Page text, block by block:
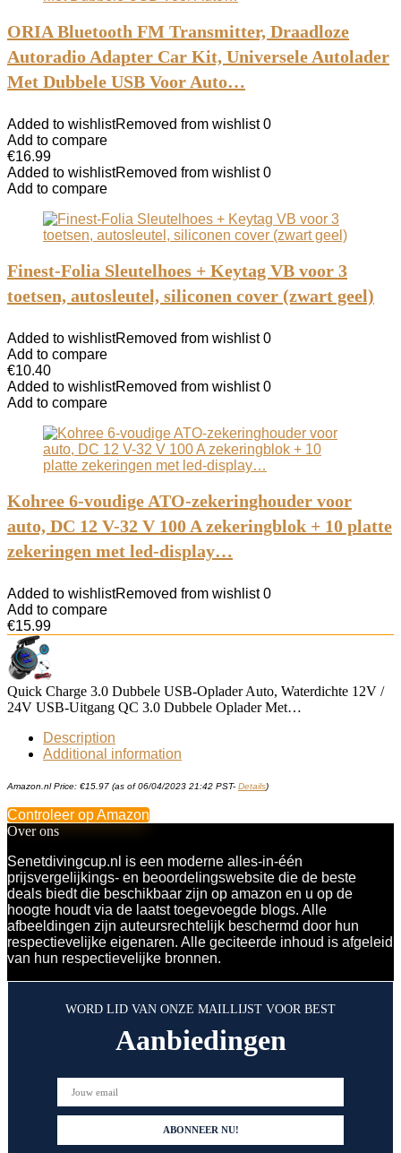
ORIA Bluetooth FM Transmitter, Draadloze
Autoradio Adapter Car Kit, Universele Autolader
Met Dubbele USB Voor Auto…
Added to wishlistRemoved from wishlist 0
Add to compare
€16.99
Added to wishlistRemoved from wishlist 0
Add to compare
Finest-Folia Sleutelhoes + Keytag VB voor 3
toetsen, autosleutel, siliconen cover (zwart geel)
Added to wishlistRemoved from wishlist 0
Add to compare
€10.40
Added to wishlistRemoved from wishlist 0
Add to compare
Kohree 6-voudige ATO-zekeringhouder voor
auto, DC 12 V-32 V 100 A zekeringblok + 10 platte
zekeringen met led-display…
Added to wishlistRemoved from wishlist 0
Add to compare
€15.99
Quick Charge 3.0 Dubbele USB-Oplader Auto, Waterdichte 12V /
24V USB-Uitgang QC 3.0 Dubbele Oplader Met…
Description
Additional information
Amazon.nl Price: €15.97 (as of 06/04/2023 21:42 PST- Details)
Controleer op Amazon
Over ons
Senetdivingcup.nl is een moderne alles-in-één
prijsvergelijkings- en beoordelingswebsite die de beste
deals biedt die beschikbaar zijn op amazon en u op de
hoogte houdt via de laatst toegevoegde blogs. Alle
afbeeldingen zijn auteursrechtelijk beschermd door hun
respectievelijke eigenaren. Alle geciteerde inhoud is afgeleid
van hun respectievelijke bronnen.
WORD LID VAN ONZE MAILLIJST VOOR BEST
Aanbiedingen